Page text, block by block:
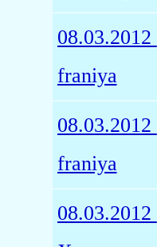
08.03.2012
franiya
08.03.2012
franiya
08.03.2012